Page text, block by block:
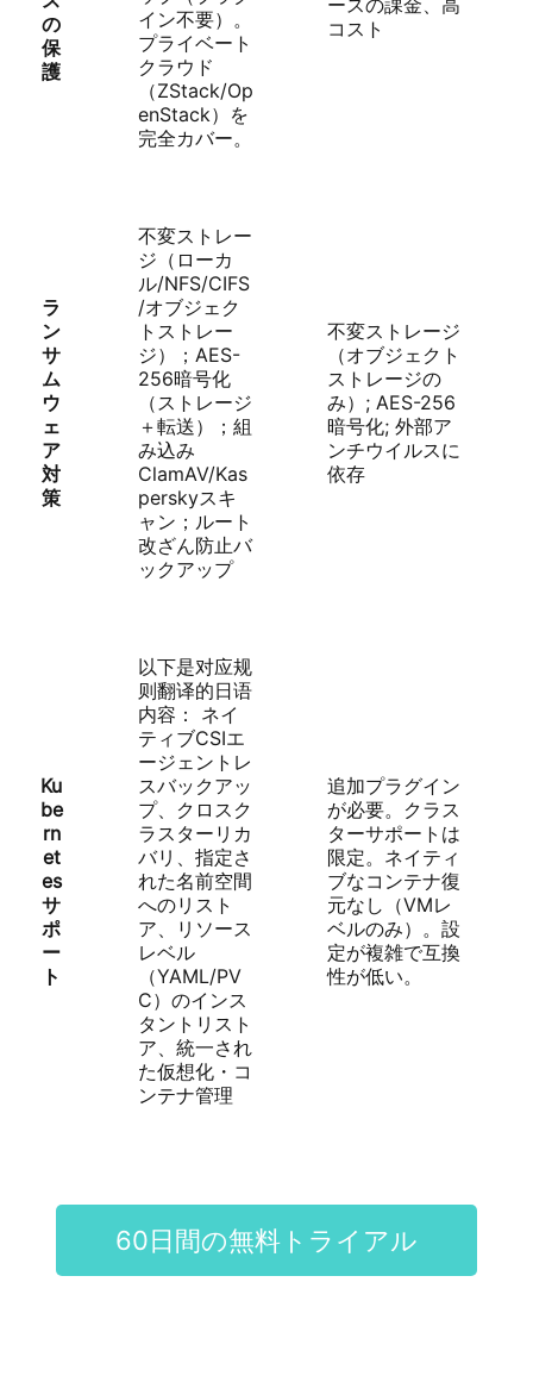
の
保
護
イン不要）。
プライベート
クラウド
（ZStack/Op
enStack）を
完全カバー。
ースの課金、高
コスト
ラ
ン
サ
ム
ウ
ェ
ア
対
策
不変ストレー
ジ（ローカ
ル/NFS/CIFS
/オブジェク
トストレー
ジ）；AES-
256暗号化
（ストレージ
＋転送）；組
み込み
ClamAV/Kas
perskyスキ
ャン；ルート
改ざん防止バ
ックアップ
不変ストレージ
（オブジェクト
ストレージの
み）; AES-256
暗号化; 外部ア
ンチウイルスに
依存
Ku
be
rn
et
es
サ
ポ
ー
ト
以下是对应规
则翻译的日语
内容： ネイ
ティブCSIエ
ージェントレ
スバックアッ
プ、クロスク
ラスターリカ
バリ、指定さ
れた名前空間
へのリスト
ア、リソース
レベル
（YAML/PV
C）のインス
タントリスト
ア、統一され
た仮想化・コ
ンテナ管理
追加プラグイン
が必要。クラス
ターサポートは
限定。ネイティ
ブなコンテナ復
元なし（VMレ
ベルのみ）。設
定が複雑で互換
性が低い。
60日間の無料トライアル